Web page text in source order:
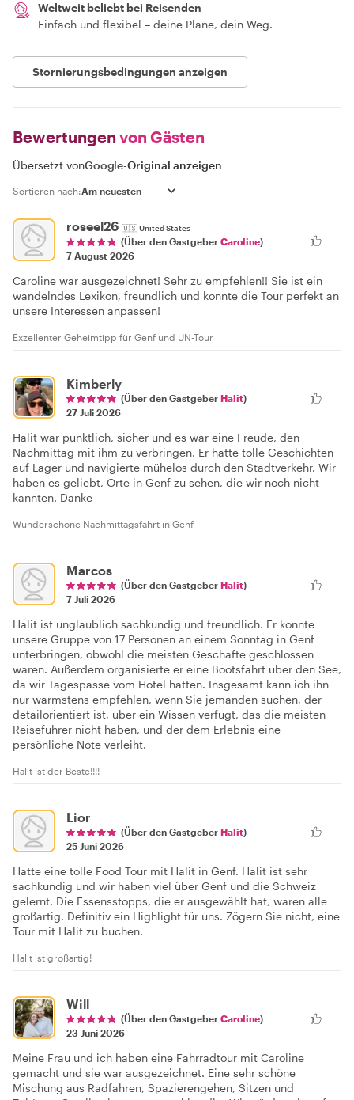
Weltweit beliebt bei Reisenden
Einfach und flexibel – deine Pläne, dein Weg.
Stornierungsbedingungen anzeigen
Bewertungen von Gästen
Übersetzt vonGoogle-Original anzeigen
Sortieren nach:
roseel26 🇺🇸United States
(Über den Gastgeber Caroline)
7 August 2026
Caroline war ausgezeichnet! Sehr zu empfehlen!! Sie ist ein
wandelndes Lexikon, freundlich und konnte die Tour perfekt an
unsere Interessen anpassen!
Exzellenter Geheimtipp für Genf und UN-Tour
Kimberly
(Über den Gastgeber Halit)
27 Juli 2026
Halit war pünktlich, sicher und es war eine Freude, den
Nachmittag mit ihm zu verbringen. Er hatte tolle Geschichten
auf Lager und navigierte mühelos durch den Stadtverkehr. Wir
haben es geliebt, Orte in Genf zu sehen, die wir noch nicht
kannten. Danke
Wunderschöne Nachmittagsfahrt in Genf
Marcos
(Über den Gastgeber Halit)
7 Juli 2026
Halit ist unglaublich sachkundig und freundlich. Er konnte
unsere Gruppe von 17 Personen an einem Sonntag in Genf
unterbringen, obwohl die meisten Geschäfte geschlossen
waren. Außerdem organisierte er eine Bootsfahrt über den See,
da wir Tagespässe vom Hotel hatten. Insgesamt kann ich ihn
nur wärmstens empfehlen, wenn Sie jemanden suchen, der
detailorientiert ist, über ein Wissen verfügt, das die meisten
Reiseführer nicht haben, und der dem Erlebnis eine
persönliche Note verleiht.
Halit ist der Beste!!!!
Lior
(Über den Gastgeber Halit)
25 Juni 2026
Hatte eine tolle Food Tour mit Halit in Genf. Halit ist sehr
sachkundig und wir haben viel über Genf und die Schweiz
gelernt. Die Essensstopps, die er ausgewählt hat, waren alle
großartig. Definitiv ein Highlight für uns. Zögern Sie nicht, eine
Tour mit Halit zu buchen.
Halit ist großartig!
Will
(Über den Gastgeber Caroline)
23 Juni 2026
Meine Frau und ich haben eine Fahrradtour mit Caroline
gemacht und sie war ausgezeichnet. Eine sehr schöne
Mischung aus Radfahren, Spazierengehen, Sitzen und